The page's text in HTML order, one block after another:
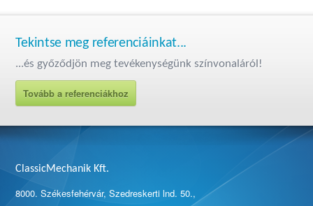
Tekintse meg referenciáinkat...
...és győződjön meg tevékenységünk színvonaláról!
Tovább a referenciákhoz
ClassicMechanik Kft.
8000. Székesfehérvár, Szedreskerti lnd. 50.,